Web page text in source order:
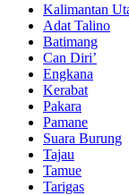
Kalimantan
Adat Talino
Batimang
Can Diri’
Engkana
Kerabat
Pakara
Pamane
Suara Burung
Tajau
Tamue
Tarigas